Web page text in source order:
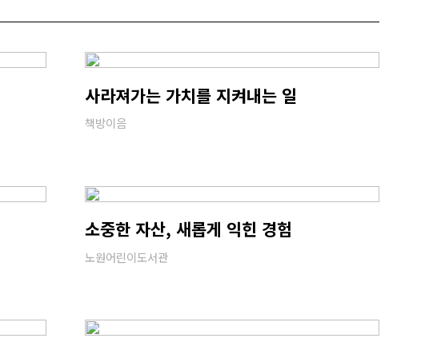
사라져가는 가치를 지켜내는 일
책방이음
소중한 자산, 새롭게 익힌 경험
노원어린이도서관